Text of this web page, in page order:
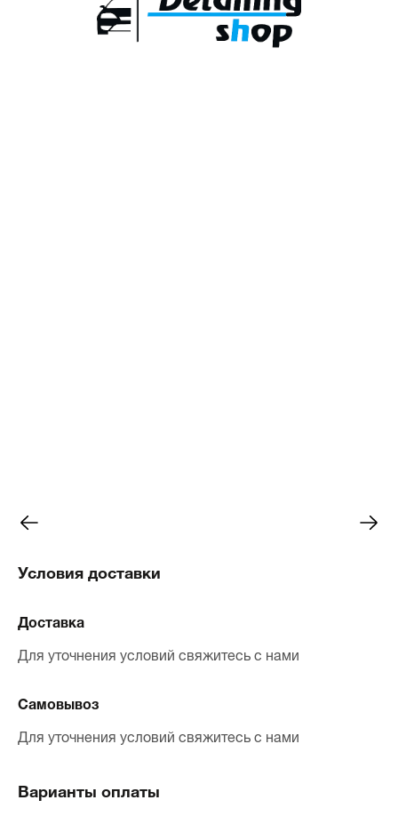
Условия доставки
Доставка
Для уточнения условий свяжитесь с нами
Самовывоз
Для уточнения условий свяжитесь с нами
Варианты оплаты